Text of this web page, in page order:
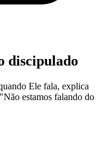
discipulado
Ele fala, explica
estamos falando do